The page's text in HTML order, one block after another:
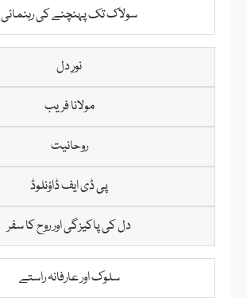
سولاک تک پہنچنے کی رہنمائی
نورِ دل
مولانا فریب
روحانیت
پی ڈی ایف ڈاؤنلوڈ
دل کی پاکیزگی اور روح کا سفر
سلوک اور عارفانہ راستے